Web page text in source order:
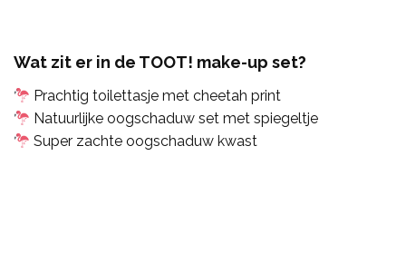
Wat zit er in de TOOT! make-up set?
Prachtig toilettasje met cheetah print
Natuurlijke oogschaduw set met spiegeltje
Super zachte oogschaduw kwast